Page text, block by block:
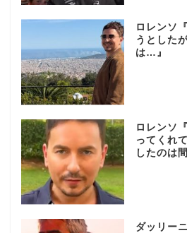
ロレンソ
うとした
は…』
ロレンソ
ってくれ
したのは
ダッリー